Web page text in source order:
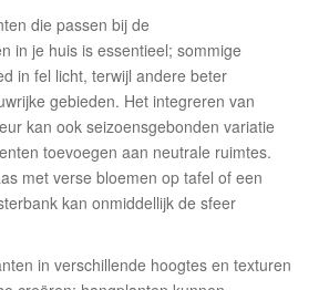
die passen bij de
in je huis is essentieel; sommige
in fel licht, terwijl andere beter
gebieden. Het integreren van
kan ook seizoensgebonden variatie
toevoegen aan neutrale ruimtes.
met verse bloemen op tafel of een
kan onmiddellijk de sfeer
in verschillende hoogtes en texturen